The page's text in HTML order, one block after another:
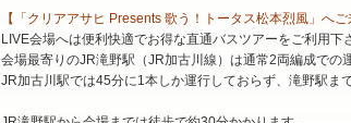
【「クリアアサヒ Presents 歌う！トータス松本烈風」へご
LIVE会場へは便利快適でお得な直通バスツアーをご利用下
会場最寄りのJR滝野駅（JR加古川線）は通常2両編成での
JR加古川駅では45分に1本しか運行しておらず、滝野駅ま